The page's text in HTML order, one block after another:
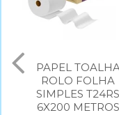
PAPEL
ROLO FOLHA
SIMPLES T24RS
6X200 METROS